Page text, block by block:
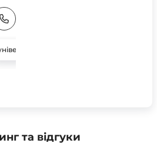
та відгуки